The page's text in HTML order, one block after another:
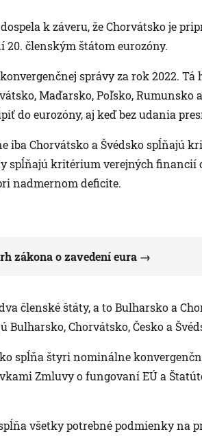
k záveru, že Chorvátsko je
20. členským štátom eurozóny.
správy za rok 2022. Tá
Maďarsko, Poľsko, Rumunsko
do eurozóny, aj keď bez udania
iba Chorvátsko a Švédsko spĺňajú
spĺňajú kritérium verejných financií
nadmernom deficite.
zákona o zavedení eura
členské štáty, a to Bulharsko a
Chorvátsko, Česko a
spĺňa štyri nominálne
Zmluvy o fungovaní EÚ a
všetky potrebné podmienky na